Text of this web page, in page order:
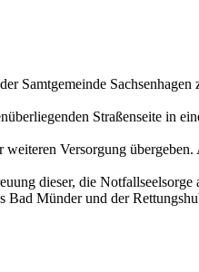
Samtgemeinde
Straßenseite in
Versorgung
dieser, die Notfallseelsorge
Münder und der